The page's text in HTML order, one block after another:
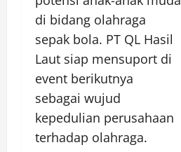
di bidang olahraga
sepak bola. PT QL Hasil
Laut siap mensuport di
event berikutnya
sebagai wujud
kepedulian perusahaan
terhadap olahraga.